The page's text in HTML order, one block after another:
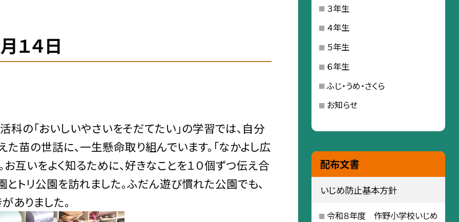
１４日
科の「おいしいやさいをそだてたい」の学習では、自分
苗の世話に、一生懸命取り組んでいます。「なかよし広
互いをよく知るために、好きなことを１０個ずつ伝え合
とトリ公園を訪れました。ふだん遊び慣れた公園でも、
ありました。
３年生
４年生
５年生
６年生
ふじ・うめ・さくら
お知らせ
配布文書
いじめ防止基本方針
令和８年度 作野小学校いじめ